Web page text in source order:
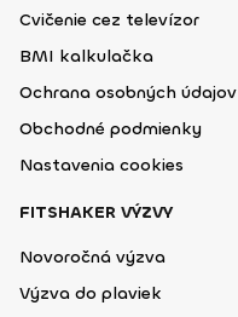
Cvičenie cez televízor
BMI kalkulačka
Ochrana osobných údajov
Obchodné podmienky
Nastavenia cookies
FITSHAKER VÝZVY
Novoročná výzva
Výzva do plaviek